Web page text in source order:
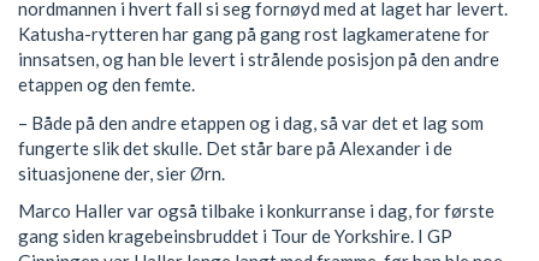
nordmannen i hvert fall si seg fornøyd med at laget har levert.
Katusha-rytteren har gang på gang rost lagkameratene for
innsatsen, og han ble levert i strålende posisjon på den andre
etappen og den femte.
– Både på den andre etappen og i dag, så var det et lag som
fungerte slik det skulle. Det står bare på Alexander i de
situasjonene der, sier Ørn.
Marco Haller var også tilbake i konkurranse i dag, for første
gang siden kragebeinsbruddet i Tour de Yorkshire. I GP